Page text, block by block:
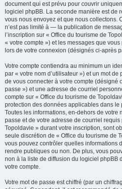
document qui est prévu pour couvrir
logiciel phpBB. La seconde manière est de
vous nous envoyez et que nous
n’est pas limité à — la publication de
l’inscription sur « Office du tourisme de
« votre compte ») et les messages que
lors de votre connexion (désignés ci-après
Votre compte contiendra au minimum un
par « votre nom d’utilisateur ») et un mot
de vous connecter à votre compte (désigné
passe ») et une adresse de courriel
compte sur « Office du tourisme de
protection des données applicables dans le
Toutes les informations, en-dehors de votre
passe et de votre adresse de courriel requis
Topoldavie » durant votre inscription, sont
seule discrétion de « Office du tourisme de
vous pouvez contrôler quelles informations
rendre publiques ou non. De plus, vous
non à la liste de diffusion du logiciel phpBB
votre compte.
Votre mot de passe est chiffré (par un